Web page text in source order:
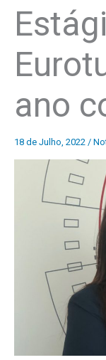
ano
18 de Julho, 2022 /